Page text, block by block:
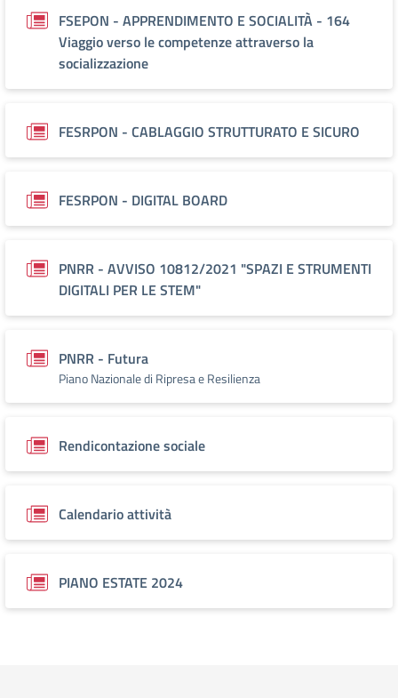
FSEPON - APPRENDIMENTO E SOCIALITÀ - 164
Viaggio verso le competenze attraverso la
socializzazione
FESRPON - CABLAGGIO STRUTTURATO E SICURO
FESRPON - DIGITAL BOARD
PNRR - AVVISO 10812/2021 "SPAZI E STRUMENTI
DIGITALI PER LE STEM"
PNRR - Futura
Piano Nazionale di Ripresa e Resilienza
Rendicontazione sociale
Calendario attività
PIANO ESTATE 2024